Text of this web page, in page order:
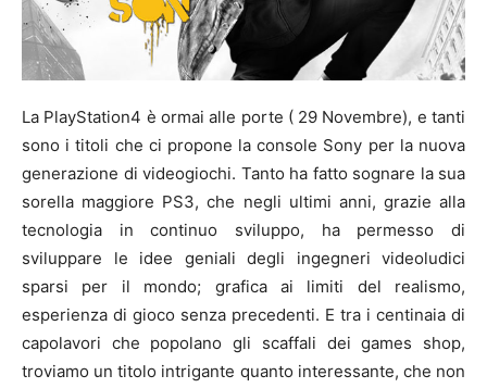
La PlayStation4 è ormai alle porte ( 29 Novembre), e tanti
sono i titoli che ci propone la console Sony per la nuova
generazione di videogiochi. Tanto ha fatto sognare la sua
sorella maggiore PS3, che negli ultimi anni, grazie alla
tecnologia in continuo sviluppo, ha permesso di
sviluppare le idee geniali degli ingegneri videoludici
sparsi per il mondo; grafica ai limiti del realismo,
esperienza di gioco senza precedenti. E tra i centinaia di
capolavori che popolano gli scaffali dei games shop,
troviamo un titolo intrigante quanto interessante, che non